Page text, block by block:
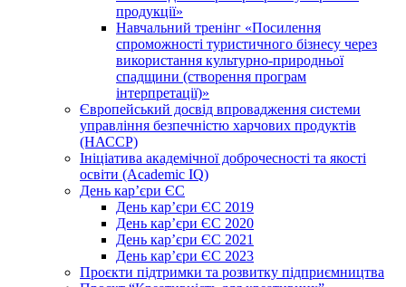
продукції»
Навчальний тренінг «Посилення
спроможності туристичного бізнесу через
використання культурно-природньої
спадщини (створення програм
інтерпретації)»
Європейський досвід впровадження системи
управління безпечністю харчових продуктів
(НАССР)
Ініціатива академічної доброчесності та якості
освіти (Academic IQ)
День кар’єри ЄС
День кар’єри ЄС 2019
День кар’єри ЄС 2020
День кар’єри ЄС 2021
День кар’єри ЄС 2023
Проєкти підтримки та розвитку підприємництва